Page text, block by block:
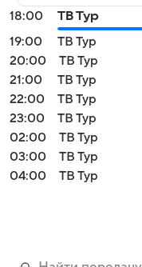
18:00
ТВ Тур
19:00
ТВ Тур
20:00
ТВ Тур
21:00
ТВ Тур
22:00
ТВ Тур
23:00
ТВ Тур
02:00
ТВ Тур
03:00
ТВ Тур
04:00
ТВ Тур